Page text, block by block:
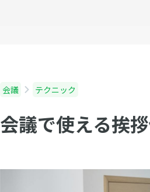
会議 テクニック
会議で使える挨